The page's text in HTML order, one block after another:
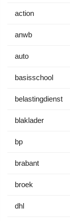
action
anwb
auto
basisschool
belastingdienst
blaklader
bp
brabant
broek
dhl